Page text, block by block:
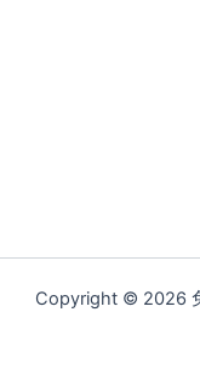
Copyright © 2026